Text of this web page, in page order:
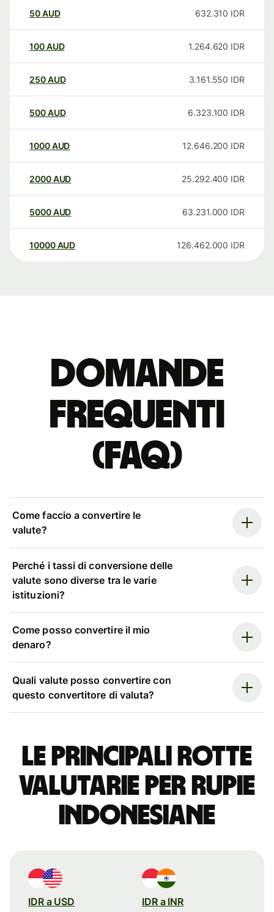
50AUD 632.310 IDR
100AUD 1.264.620 IDR
250AUD 3.161.550 IDR
500AUD 6.323.100 IDR
1000AUD 12.646.200 IDR
2000AUD 25.292.400 IDR
5000AUD 63.231.000 IDR
10000 AUD 126.462.000 IDR
Domande
Frequenti
(FAQ)
Come faccio a convertire le
valute?
Perché i tassi di conversione delle
valute sono diverse tra le varie
istituzioni?
Come posso convertire il mio
denaro?
Quali valute posso convertire con
questo convertitore di valuta?
Le principali rotte
valutarie per rupie
indonesiane
IDR a USD IDR a INR